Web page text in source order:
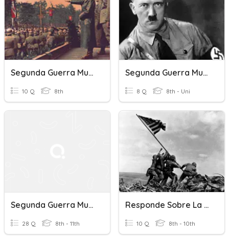
Segunda Guerra Mundial
10 Q 8th
Segunda Guerra Mundial
8 Q 8th - Uni
Segunda Guerra Mundial
28 Q 8th - 11th
Responde Sobre La Segunda Guerra Mundial
10 Q 8th - 10th